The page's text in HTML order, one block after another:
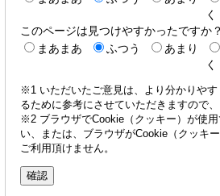
く
このページは見つけやすかったですか？
まあまあ
ふつう あまり
く
※1 いただいたご意見は、より分かりや
るために参考にさせていただきますので
※2 ブラウザでCookie（クッキー）が使
い、または、ブラウザがCookie（クッキ
ご利用頂けません。